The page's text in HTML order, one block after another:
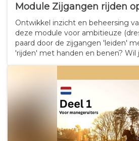
Module Zijgangen rijden
Ontwikkel inzicht en beheersing
deze module voor ambitieuze
paard door de zijgangen 'leiden'
'rijden' met handen en benen? Wil